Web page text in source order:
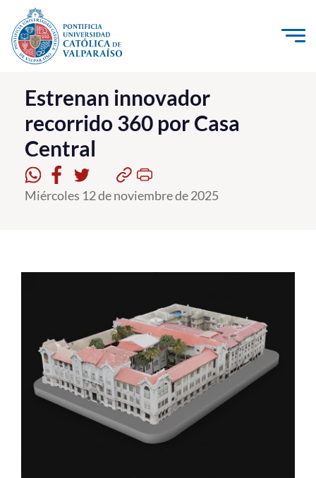
Click acá para ir directamente al contenido
La Universidad
Investigación, Creación e Innovación
PUCV Internacional
Vinculación con el Medio
Estudiantes
Académicos
Funcionarios
Estrenan innovador
recorrido 360 por Casa
Central
Miércoles 12 de noviembre de 2025